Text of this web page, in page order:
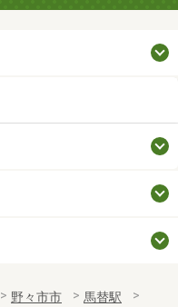
野々市市
馬替駅